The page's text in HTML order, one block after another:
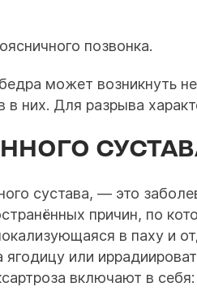
позвонка.
может возникнуть
в них. Для разрыва
сустава, — это
причин, по
в паху и
или
включают в себя: